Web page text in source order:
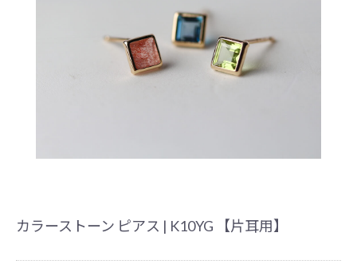
カラーストーン ピアス | K10YG 【片耳用】